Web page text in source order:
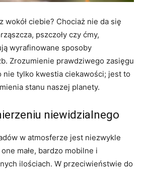
wokół ciebie? Chociaż nie da się
pszczoły czy ćmy,
wyrafinowane sposoby
Zrozumienie prawdziwego zasięgu
nie tylko kwestia ciekawości; jest to
stanu naszej planety.
niewidzialnego
w atmosferze jest niezwykle
małe, bardzo mobilne i
ilościach. W przeciwieństwie do